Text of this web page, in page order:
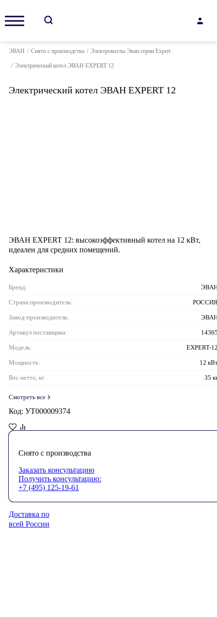
ЭВАН / Снято с производства / Электрокотлы Эван серии Expert
/ Электрический котел ЭВАН EXPERT 12
Электрический котел ЭВАН EXPERT 12
ЭВАН EXPERT 12: высокоэффективный котел на 12 кВт,
идеален для средних помещений.
Характеристики
Бренд:
Страна производитель:
Завод-производитель:
Артикул поставщика:
Модель: EXPERT-
Мощность: 12
Вес нетто, кг: 35
Смотреть все
Код: УТ000009374
Снято с производства
Заказать консультацию
Получить консультацию:
+7 (495) 125-19-61
Доставка по
всей России